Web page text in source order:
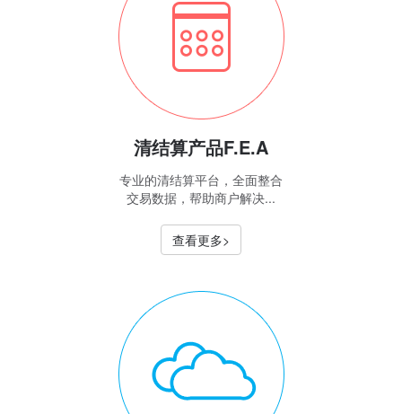
清结算产品F.E.A
专业的清结算平台，全面整合
交易数据，帮助商户解决...
查看更多>